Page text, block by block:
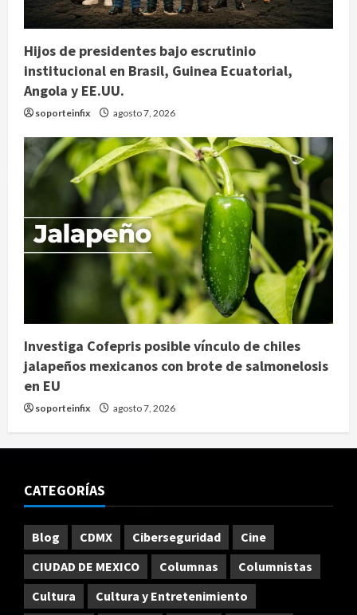
Hijos de presidentes bajo escrutinio
institucional en Brasil, Guinea Ecuatorial,
Angola y EE.UU.
soporteinfix agosto 7, 2026
Investiga Cofepris posible vínculo de chiles
jalapeños mexicanos con brote de salmonelosis
en EU
soporteinfix agosto 7, 2026
CATEGORÍAS
Blog CDMX Ciberseguridad
Cine
CIUDAD DE MEXICO
Columnas
Columnistas
Cultura
Cultura y Entretenimiento